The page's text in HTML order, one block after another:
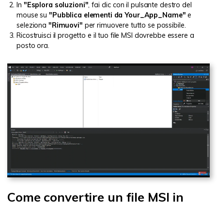
In "Esplora soluzioni", fai clic con il pulsante destro del
mouse su"Pubblica elementi da Your_App_Name" e
seleziona "Rimuovi" per rimuovere tutto se possibile.
Ricostruisci il progetto e il tuo file MSI dovrebbe essere a
posto ora.
Come convertire un file MSI in